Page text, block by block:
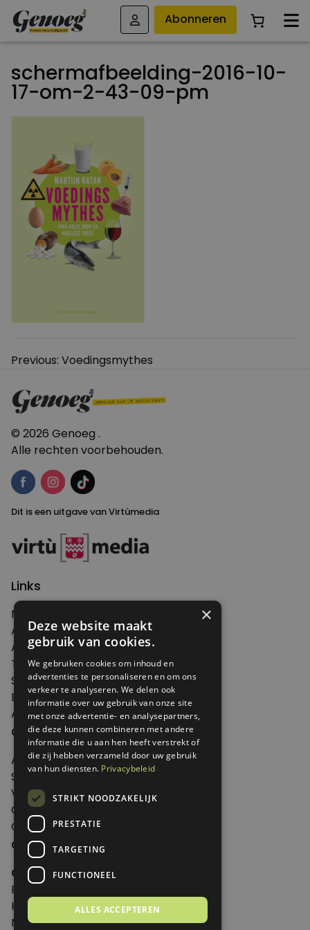
Abonneren
schermafbeelding-2016-10-
17-om-2-43-09-pm
Bericht
Previous: Voedingsmythes
© 2026 Genoeg .
Alle rechten voorbehouden.
Dit is een uitgave van Virtùmedia
Links
Nieuws
Artikelen
Agenda
Thema's
Shop
Edities
Abonneren
Over Genoeg
Adverteren
Samenwerken
Verkooppunten
Over Genoeg
Contact
Contactgegevens
Genoeg
Postbus 595 - 3700 AN Zeist
Huis ter Heideweg 13 - 3705MA Zeist
Nederland
×
Deze website maakt
gebruik van cookies.
We gebruiken cookies om inhoud en
advertenties te personaliseren en om ons
verkeer te analyseren. We delen ook
informatie over uw gebruik van onze site
met onze advertentie- en analysepartners,
die deze kunnen combineren met andere
informatie die u aan hen heeft verstrekt of
die zij hebben verzameld door uw gebruik
van hun diensten. Privacybeleid
STRIKT NOODZAKELIJK
PRESTATIE
TARGETING
FUNCTIONEEL
ALLES ACCEPTEREN